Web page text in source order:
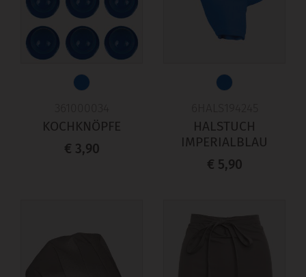
KOCHKNÖPFE
€ 3,90
HALSTUCH
IMPERIALBLAU
€ 5,90